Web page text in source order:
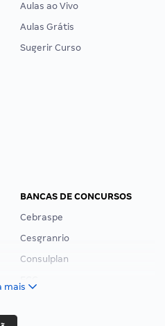
Aulas ao Vivo
Aulas Grátis
Sugerir Curso
BANCAS DE CONCURSOS
Cebraspe
Cesgranrio
Consulplan
mais